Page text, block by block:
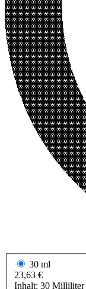
30 ml
23,63 €
Inhalt: 30 Milliliter